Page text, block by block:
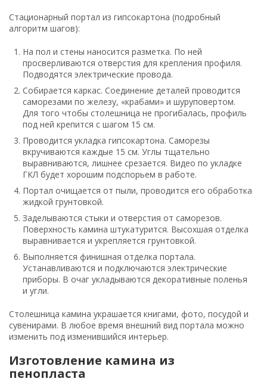
Стационарный портал из гипсокартона (подробный
алгоритм шагов):
На пол и стены наносится разметка. По ней
просверливаются отверстия для крепления профиля.
Подводятся электрические провода.
Собирается каркас. Соединение деталей проводится
саморезами по железу, «крабами» и шуруповертом.
Для того чтобы столешница не прогибалась, профиль
под ней крепится с шагом 15 см.
Проводится укладка гипсокартона. Саморезы
вкручиваются каждые 15 см. Углы тщательно
выравниваются, лишнее срезается. Видео по укладке
ГКЛ будет хорошим подспорьем в работе.
Портал очищается от пыли, проводится его обработка
жидкой грунтовкой.
Заделываются стыки и отверстия от саморезов.
Поверхность камина штукатурится. Высохшая отделка
выравнивается и укрепляется грунтовкой.
Выполняется финишная отделка портала.
Устанавливаются и подключаются электрические
приборы. В очаг укладываются декоративные поленья
и угли.
Столешница камина украшается книгами, фото, посудой и
сувенирами. В любое время внешний вид портала можно
изменить под изменившийся интерьер.
Изготовление камина из
пенопласта